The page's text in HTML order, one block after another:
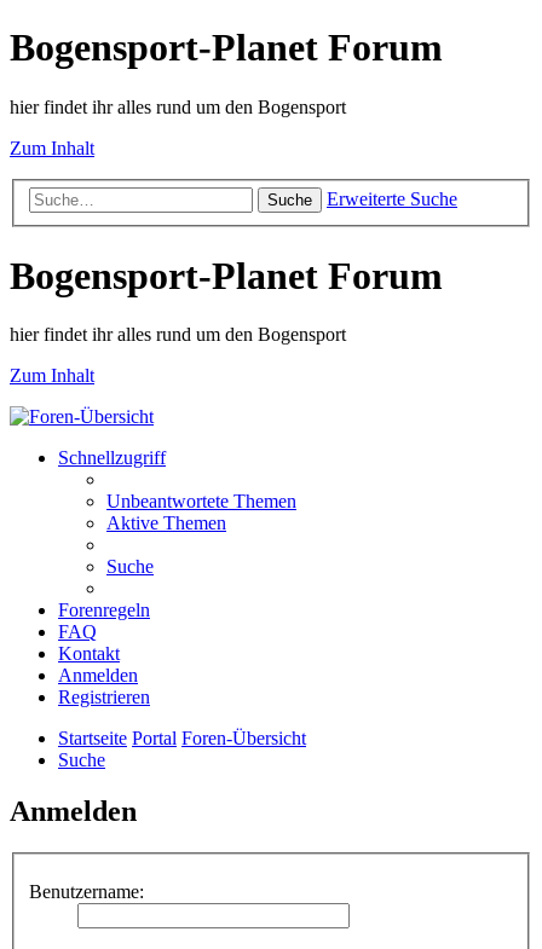
Bogensport-Planet Forum
hier findet ihr alles rund um den Bogensport
Zum Inhalt
Suche Erweiterte Suche
Bogensport-Planet Forum
hier findet ihr alles rund um den Bogensport
Zum Inhalt
Schnellzugriff
Unbeantwortete Themen
Aktive Themen
Suche
Forenregeln
FAQ
Kontakt
Anmelden
Registrieren
Startseite Portal Foren-Übersicht
Suche
Anmelden
Benutzername: